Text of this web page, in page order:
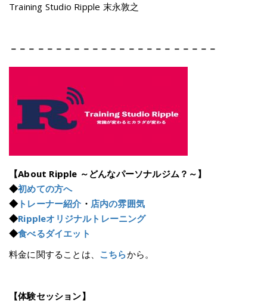
Training Studio Ripple 末永敦之
－－－－－－－－－－－－－－－－－－－－－－－
【About Ripple ～どんなパーソナルジム？～】
◆初めての方へ
◆ トレーナー紹介 ・ 店内の雰囲気
◆Rippleオリジナルトレーニング
◆食べるダイエット
料金に関することは、 こちらから。
【体験セッション】